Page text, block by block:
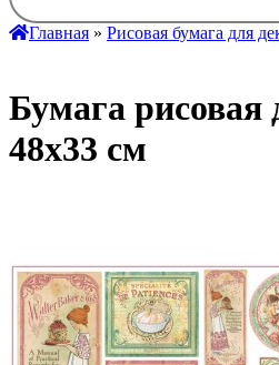
Главная » Рисовая бумага для
Бумага
48х33 см